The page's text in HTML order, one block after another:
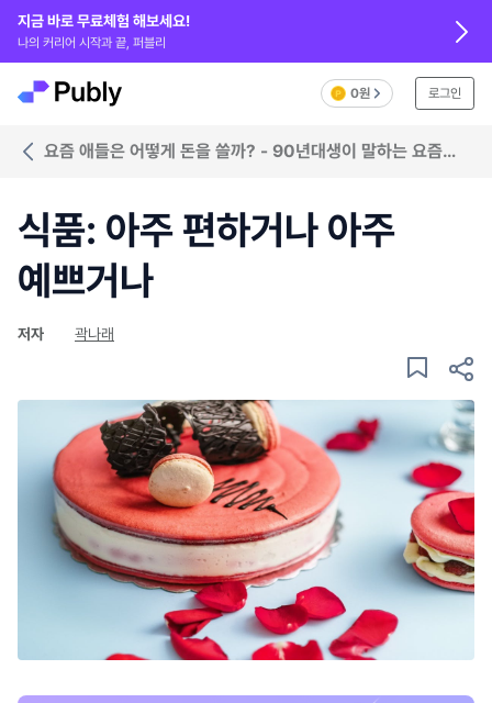
지금 바로 무료체험 해보세요!
나의 커리어 시작과 끝, 퍼블리
0원 로그인
요즘 애들은 어떻게 돈을 쓸까? - 90년대생이 말하는 요즘
식품: 아주 편하거나 아주
예쁘거나
저자 곽나래